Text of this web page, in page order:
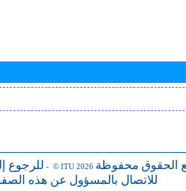
للرجوع - © ITU 2026 الحقوق محفوظة
للاتصال بالمسؤول عن هذه